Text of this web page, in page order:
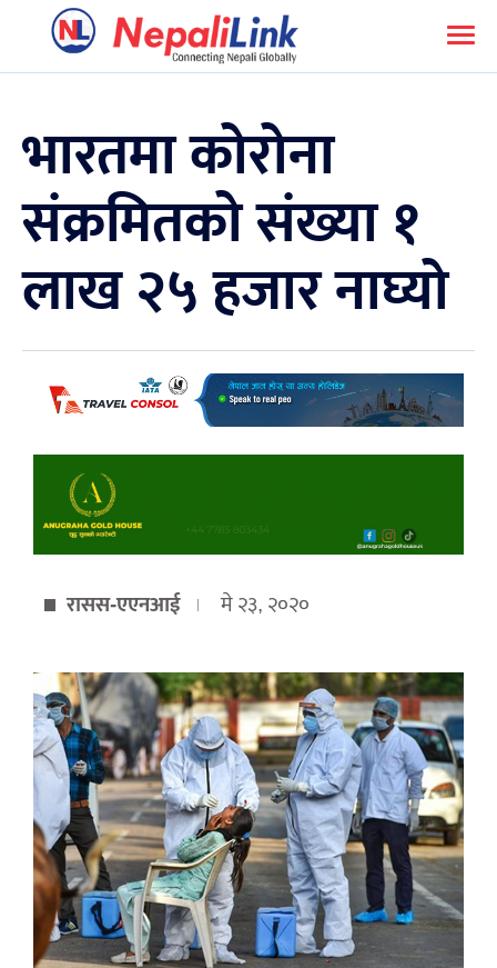
भारतमा कोरोना
संक्रमितको संख्या १
लाख २५ हजार नाघ्यो
रासस-एएनआई मे २३, २०२०